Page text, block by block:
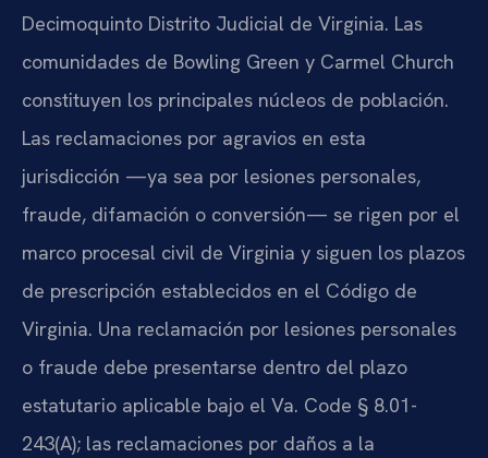
Decimoquinto Distrito Judicial de Virginia. Las
comunidades de Bowling Green y Carmel Church
constituyen los principales núcleos de población.
Las reclamaciones por agravios en esta
jurisdicción —ya sea por lesiones personales,
fraude, difamación o conversión— se rigen por el
marco procesal civil de Virginia y siguen los plazos
de prescripción establecidos en el Código de
Virginia. Una reclamación por lesiones personales
o fraude debe presentarse dentro del plazo
estatutario aplicable bajo el Va. Code § 8.01-
243(A); las reclamaciones por daños a la